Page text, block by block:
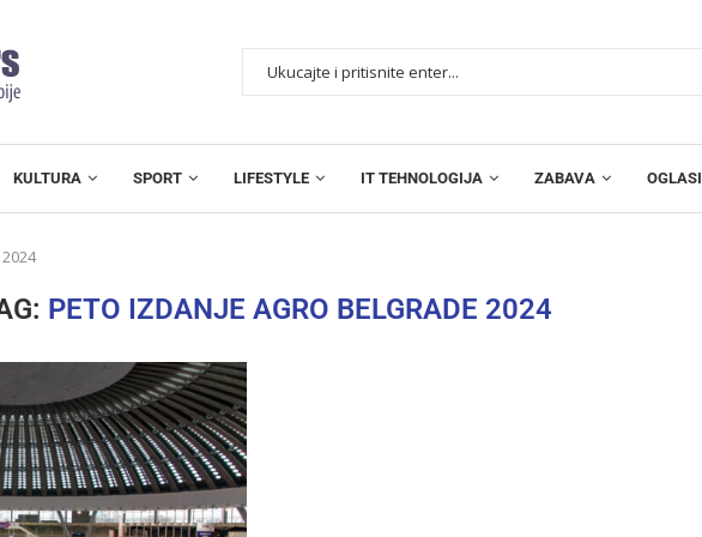
KULTURA SPORT LIFESTYLE IT TEHNOLOGIJA ZABAVA OGLASI
PETO IZDANJE AGRO BELGRADE 2024